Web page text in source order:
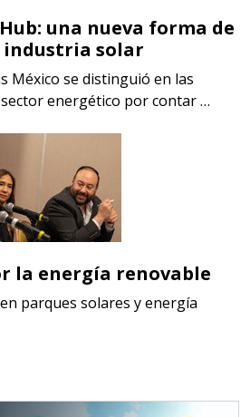
una nueva forma de
industria solar
México se distinguió en las
energético por contar …
la energía renovable
parques solares y energía